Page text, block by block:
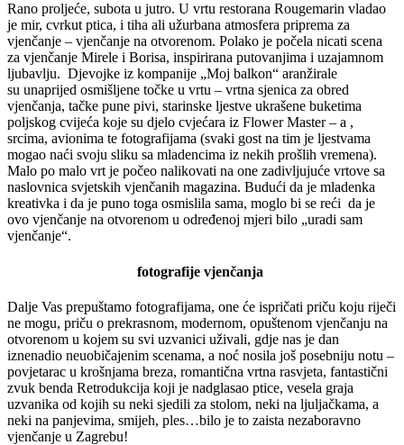
Rano proljeće, subota u jutro. U vrtu restorana Rougemarin vladao
je mir, cvrkut ptica, i tiha ali užurbana atmosfera priprema za
vjenčanje – vjenčanje na otvorenom. Polako je počela nicati scena
za vjenčanje Mirele i Borisa, inspirirana putovanjima i uzajamnom
ljubavlju. Djevojke iz kompanije „Moj balkon“ aranžirale
su unaprijed osmišljene točke u vrtu – vrtna sjenica za obred
vjenčanja, tačke pune pivi, starinske ljestve ukrašene buketima
poljskog cvijeća koje su djelo cvjećara iz Flower Master – a ,
srcima, avionima te fotografijama (svaki gost na tim je ljestvama
mogao naći svoju sliku sa mladencima iz nekih prošlih vremena).
Malo po malo vrt je počeo nalikovati na one zadivljujuće vrtove sa
naslovnica svjetskih vjenčanih magazina. Budući da je mladenka
kreativka i da je puno toga osmislila sama, moglo bi se reći da je
ovo vjenčanje na otvorenom u određenoj mjeri bilo „uradi sam
vjenčanje“.
fotografije vjenčanja
Dalje Vas prepuštamo fotografijama, one će ispričati priču koju riječi
ne mogu, priču o prekrasnom, modernom, opuštenom vjenčanju na
otvorenom u kojem su svi uzvanici uživali, gdje nas je dan
iznenadio neuobičajenim scenama, a noć nosila još posebniju notu –
povjetarac u krošnjama breza, romantična vrtna rasvjeta, fantastični
zvuk benda Retrodukcija koji je nadglasao ptice, vesela graja
uzvanika od kojih su neki sjedili za stolom, neki na ljuljačkama, a
neki na panjevima, smijeh, ples…bilo je to zaista nezaboravno
vjenčanje u Zagrebu!